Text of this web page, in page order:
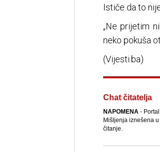
Ističe da to
„Ne prijetim
neko pokuša
(Vijesti.ba)
Chat čitatelja
NAPOMENA- Portal
Mišljenja iznešena
čitanje.